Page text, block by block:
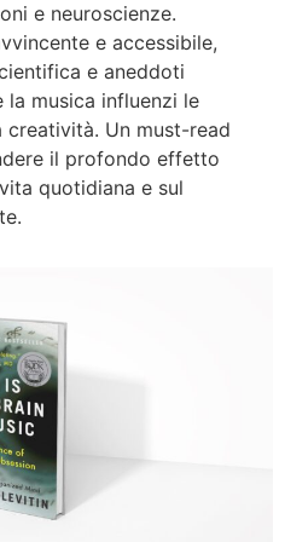
e neuroscienze.
e accessibile,
e aneddoti
la musica influenzi le
creatività. Un must-read
il profondo effetto
quotidiana e sul